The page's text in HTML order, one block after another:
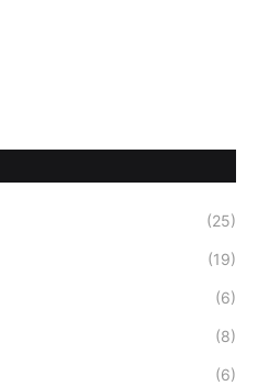
(25)
(19)
(6)
(8)
(6)